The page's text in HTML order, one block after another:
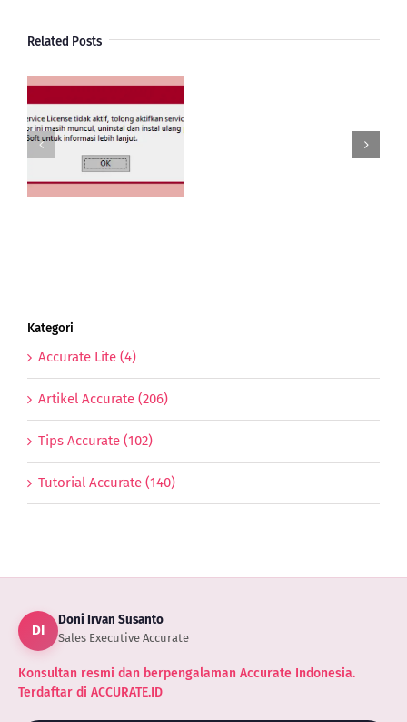
Related Posts
Kategori
Accurate Lite (4)
Artikel Accurate (206)
Tips Accurate (102)
Tutorial Accurate (140)
DI
Doni Irvan Susanto
Sales Executive Accurate
Konsultan resmi dan berpengalaman Accurate Indonesia.
Terdaftar di ACCURATE.ID